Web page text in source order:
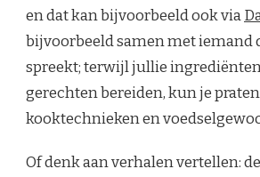
en dat kan bijvoorbeeld ook via
bijvoorbeeld samen met iemand
spreekt; terwijl jullie
gerechten bereiden, kun je
kooktechnieken en
Of denk aan verhalen vertellen: